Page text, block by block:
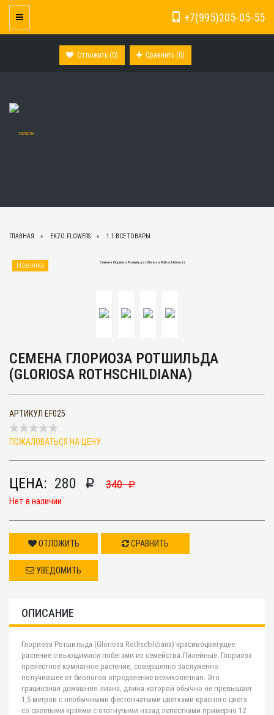
Отложить (0) Сравнить (0)
+7(995)205-05-55
Toggle Navigation
ГЛАВНАЯ EKZO.FLOWERS 1.1 ВСЕ ТОВАРЫ
Новинка
СЕМЕНА ГЛОРИОЗА РОТШИЛЬДА
(GLORIOSA ROTHSCHILDIANA)
АРТИКУЛ EF025
ПОЖАЛОВАТЬСЯ НА ЦЕНУ
ЦЕНА: 280 p 340 p
Нет в наличии
ОТЛОЖИТЬ СРАВНИТЬ
УВЕДОМИТЬ
ОПИСАНИЕ
Глориоза Ротшильда (Gloriosa Rothschildiana) красивоцветущее
растение с вьющимися побегами из семейства Лилейные. Глориоза
прелестное комнатное растение, совершенно заслуженно
получившее от биологов определение великолепная. Это
грациозная домашняя лиана, длина которой обычно не превышает
1,5 метров с необычными фестончатыми цветками красного цвета
со светлыми краями с отогнутыми назад лепестками примерно 12